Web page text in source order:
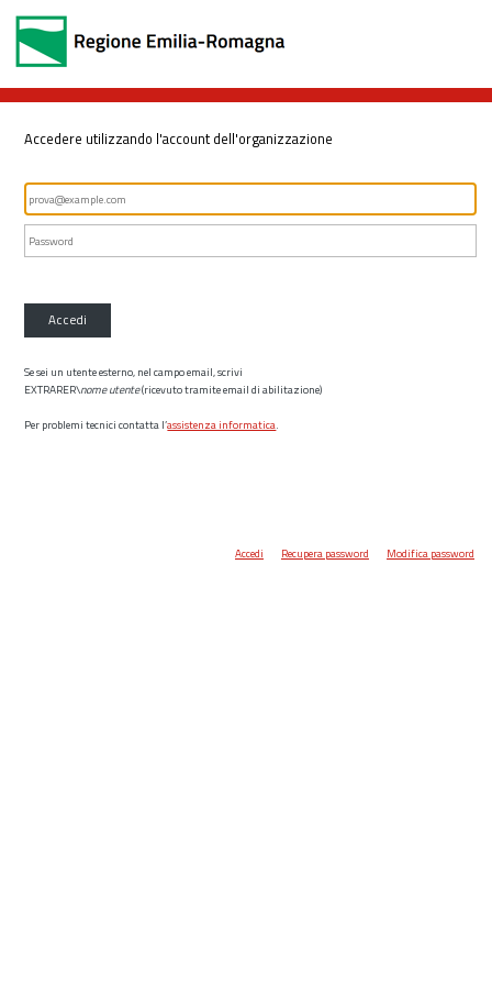
Accedere utilizzando l'account dell'organizzazione
Accedi
Se sei un utente esterno, nel campo email, scrivi
EXTRARER\nome utente(ricevuto tramite email di abilitazione)
Per problemi tecnici contatta l’assistenza informatica.
Accedi Recupera password Modifica password